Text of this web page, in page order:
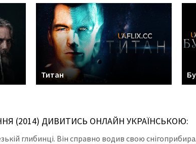
Титан
(2014) ДИВИТИСЬ ОНЛАЙН УКРАЇНСЬКОЮ:
глибинці. Він справно водив свою